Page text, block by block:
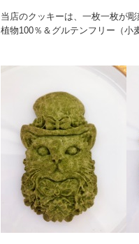
当店のクッキーは、一枚一枚が
植物100％＆グルテンフリー（小